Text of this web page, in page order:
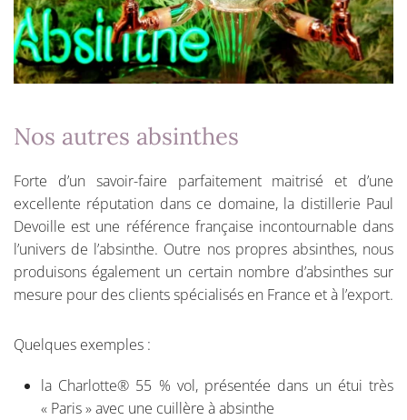
Nos autres absinthes
Forte d’un savoir-faire parfaitement maitrisé et d’une
excellente réputation dans ce domaine, la distillerie Paul
Devoille est une référence française incontournable dans
l’univers de l’absinthe. Outre nos propres absinthes, nous
produisons également un certain nombre d’absinthes sur
mesure pour des clients spécialisés en France et à l’export.
Quelques exemples :
la Charlotte® 55 % vol, présentée dans un étui très
« Paris » avec une cuillère à absinthe